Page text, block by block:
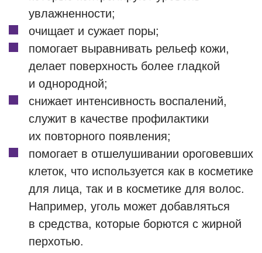
увлажненности;
очищает и сужает поры;
помогает выравнивать рельеф кожи,
делает поверхность более гладкой
и однородной;
снижает интенсивность воспалений,
служит в качестве профилактики
их повторного появления;
помогает в отшелушивании ороговевших
клеток, что используется как в косметике
для лица, так и в косметике для волос.
Например, уголь может добавляться
в средства, которые борются с жирной
перхотью.